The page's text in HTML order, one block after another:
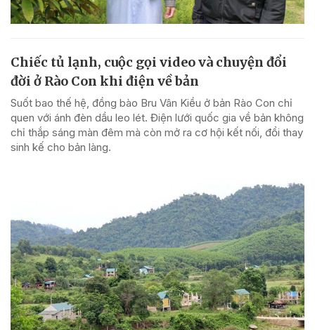
Chiếc tủ lạnh, cuộc gọi video và chuyện đổi
đời ở Rào Con khi điện về bản
Suốt bao thế hệ, đồng bào Bru Vân Kiều ở bản Rào Con chỉ
quen với ánh đèn dầu leo lét. Điện lưới quốc gia về bản không
chỉ thắp sáng màn đêm mà còn mở ra cơ hội kết nối, đổi thay
sinh kế cho bản làng.